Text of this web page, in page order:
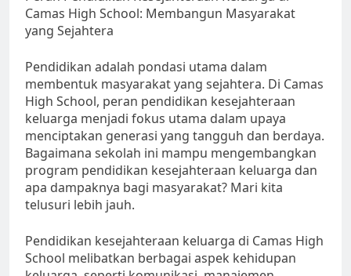
Camas High School: Membangun Masyarakat
yang Sejahtera
Pendidikan adalah pondasi utama dalam
membentuk masyarakat yang sejahtera. Di Camas
High School, peran pendidikan kesejahteraan
keluarga menjadi fokus utama dalam upaya
menciptakan generasi yang tangguh dan berdaya.
Bagaimana sekolah ini mampu mengembangkan
program pendidikan kesejahteraan keluarga dan
apa dampaknya bagi masyarakat? Mari kita
telusuri lebih jauh.
Pendidikan kesejahteraan keluarga di Camas High
School melibatkan berbagai aspek kehidupan